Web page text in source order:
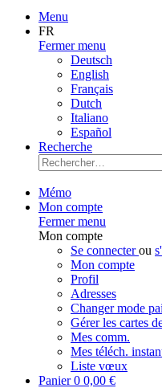
Menu
FR
Fermer menu
Deutsch
English
Français
Dutch
Italiano
Español
Recherche
Mémo
Mon compte
Fermer menu
Mon compte
Se connecterou
Mon compte
Profil
Adresses
Changer mode
Gérer les cartes
Mes comm.
Mes téléch.
Liste vœux
Panier0 0,00 €